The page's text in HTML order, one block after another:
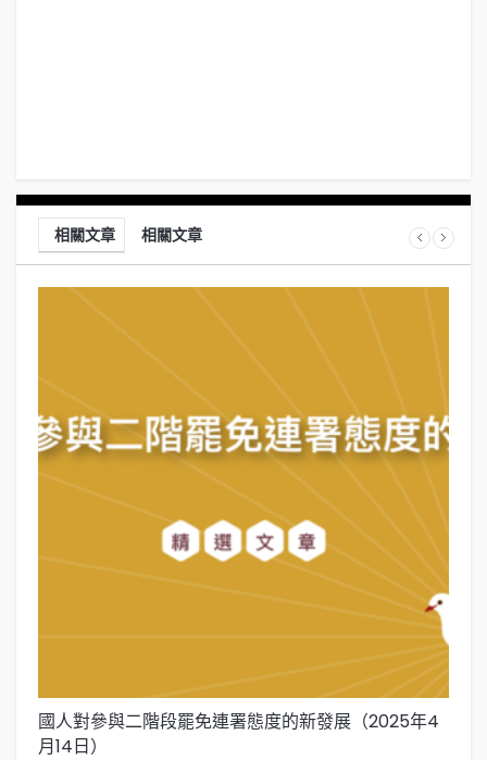
相關文章 相關文章
國人對參與二階段罷免連署態度的新發展（2025年4
月14日）